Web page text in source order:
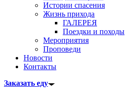
Истории спасения
Жизнь прихода
ГАЛЕРЕЯ
Поездки и походы
Мероприятия
Проповеди
Новости
Контакты
Заказать еду